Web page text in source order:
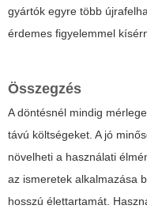
gyártók egyre több
érdemes figyelemmel
Összegzés
A döntésnél mindig
távú költségeket. A jó
növelheti a használati
az ismeretek alkalmazása
hosszú élettartamát.